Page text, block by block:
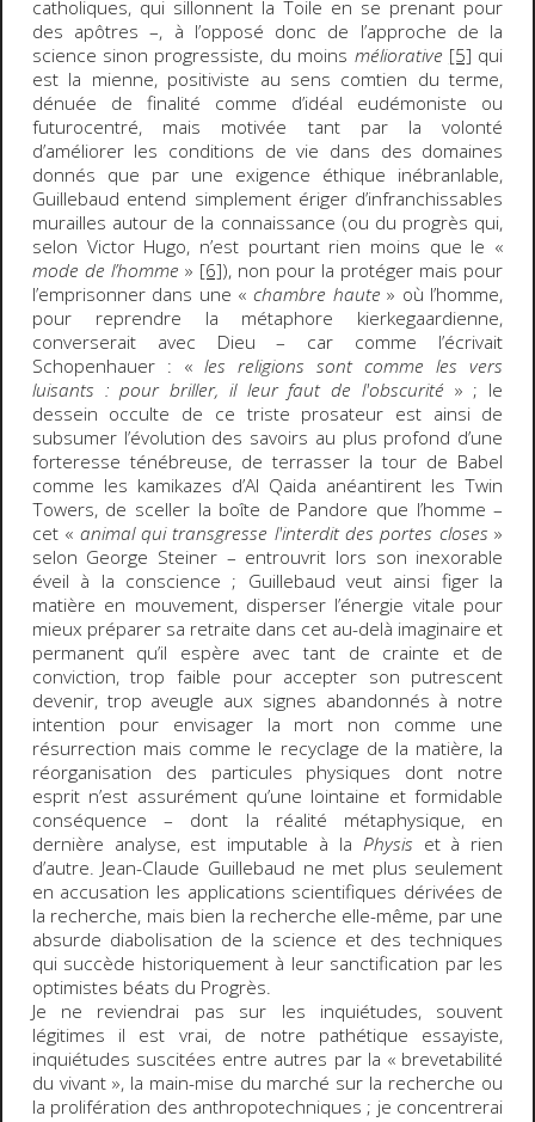
catholiques, qui sillonnent la Toile en se prenant pour
des apôtres –, à l’opposé donc de l’approche de la
science sinon progressiste, du moins méliorative [5] qui
est la mienne, positiviste au sens comtien du terme,
dénuée de finalité comme d’idéal eudémoniste ou
futurocentré, mais motivée tant par la volonté
d’améliorer les conditions de vie dans des domaines
donnés que par une exigence éthique inébranlable,
Guillebaud entend simplement ériger d’infranchissables
murailles autour de la connaissance (ou du progrès qui,
selon Victor Hugo, n’est pourtant rien moins que le «
mode de l’homme » [6]), non pour la protéger mais pour
l’emprisonner dans une « chambre haute» où l’homme,
pour reprendre la métaphore kierkegaardienne,
converserait avec Dieu – car comme l’écrivait
Schopenhauer : « les religions sont comme les vers
luisants : pour briller, il leur faut de l'obscurité » ; le
dessein occulte de ce triste prosateur est ainsi de
subsumer l’évolution des savoirs au plus profond d’une
forteresse ténébreuse, de terrasser la tour de Babel
comme les kamikazes d’Al Qaida anéantirent les Twin
Towers, de sceller la boîte de Pandore que l’homme –
cet « animal qui transgresse l'interdit des portes closes»
selon George Steiner – entrouvrit lors son inexorable
éveil à la conscience ; Guillebaud veut ainsi figer la
matière en mouvement, disperser l’énergie vitale pour
mieux préparer sa retraite dans cet au-delà imaginaire et
permanent qu’il espère avec tant de crainte et de
conviction, trop faible pour accepter son putrescent
devenir, trop aveugle aux signes abandonnés à notre
intention pour envisager la mort non comme une
résurrection mais comme le recyclage de la matière, la
réorganisation des particules physiques dont notre
esprit n’est assurément qu’une lointaine et formidable
conséquence – dont la réalité métaphysique, en
dernière analyse, est imputable à la Physis et à rien
d’autre. Jean-Claude Guillebaud ne met plus seulement
en accusation les applications scientifiques dérivées de
la recherche, mais bien la recherche elle-même, par une
absurde diabolisation de la science et des techniques
qui succède historiquement à leur sanctification par les
optimistes béats du Progrès.
Je ne reviendrai pas sur les inquiétudes, souvent
légitimes il est vrai, de notre pathétique essayiste,
inquiétudes suscitées entre autres par la « brevetabilité
du vivant », la main-mise du marché sur la recherche ou
la prolifération des anthropotechniques ; je concentrerai